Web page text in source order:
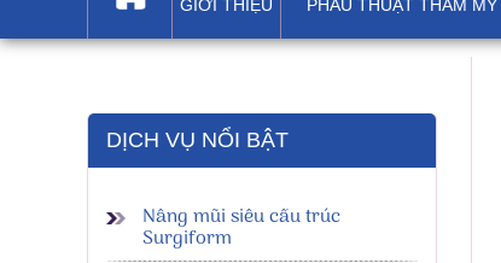
GIỚI THIỆU PHẪU THUẬT THẨM MỸ
DỊCH VỤ NỔI BẬT
Nâng mũi siêu cấu trúc
Surgiform